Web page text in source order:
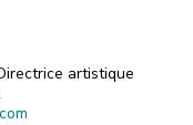
artistique